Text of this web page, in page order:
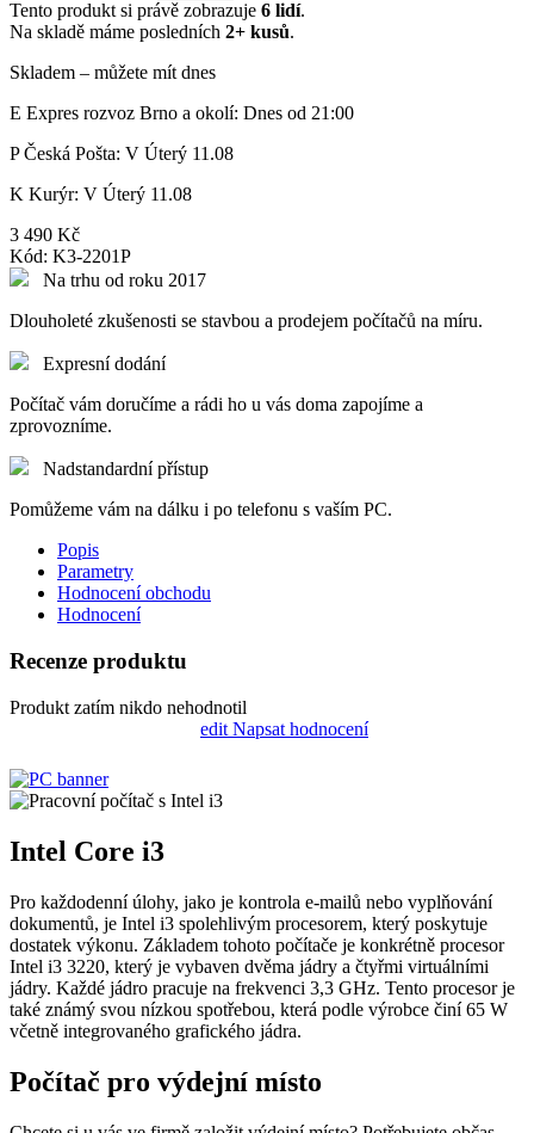
Skladem – můžete mít dnes
E Expres rozvoz Brno a okolí:
P Česká Pošta: V Úterý 11.08
K Kurýr: V Úterý 11.08
3 490 Kč
Na trhu od roku 2017
Dlouholeté zkušenosti se stavbou a prodejem počítačů na míru.
Expresní dodání
Počítač vám doručíme a rádi ho u vás doma zapojíme a
Nadstandardní přístup
Pomůžeme vám na dálku i po telefonu s vaším PC.
Popis
Hodnocení obchodu
Hodnocení
Recenze produktu
Produkt zatím nikdo nehodnotil
Intel Core i3
Pro každodenní úlohy, jako je kontrola e-mailů nebo vyplňování
dostatek výkonu. Základem tohoto počítače je konkrétně procesor
Intel i3 3220, který je vybaven dvěma jádry a čtyřmi virtuálními
jádry. Každé jádro pracuje na frekvenci 3,3 GHz. Tento procesor je
také známý svou nízkou spotřebou, která podle výrobce činí 65 W
včetně integrovaného grafického jádra.
Počítač pro výdejní místo
Chcete si u vás ve firmě založit výdejní místo? Potřebujete občas